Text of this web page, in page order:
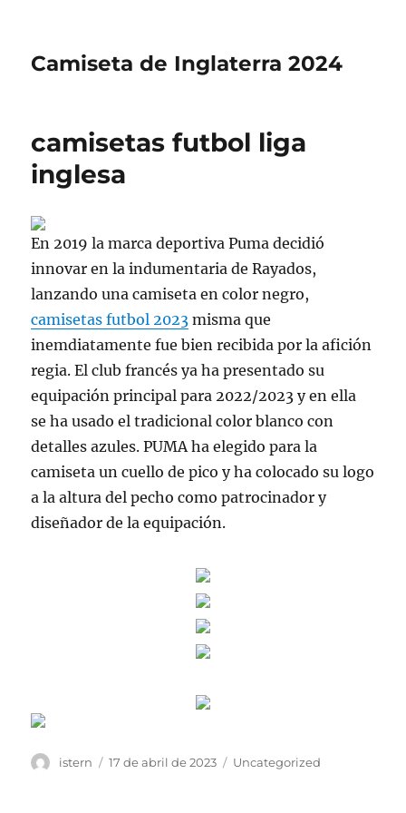
Camiseta de Inglaterra 2024
camisetas futbol liga
inglesa
En 2019 la marca deportiva Puma decidió
innovar en la indumentaria de Rayados,
lanzando una camiseta en color negro,
camisetas futbol 2023 misma que
inemdiatamente fue bien recibida por la afición
regia. El club francés ya ha presentado su
equipación principal para 2022/2023 y en ella
se ha usado el tradicional color blanco con
detalles azules. PUMA ha elegido para la
camiseta un cuello de pico y ha colocado su logo
a la altura del pecho como patrocinador y
diseñador de la equipación.
Autor
istern
Publicado
17 de abril de 2023 Categorías
Uncategorized